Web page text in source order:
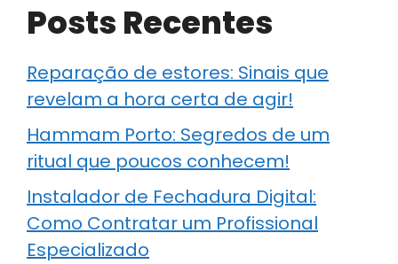
Posts Recentes
Reparação de estores: Sinais que
revelam a hora certa de agir!
Hammam Porto: Segredos de um
ritual que poucos conhecem!
Instalador de Fechadura Digital:
Como Contratar um Profissional
Especializado